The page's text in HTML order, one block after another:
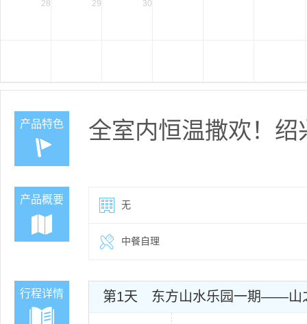
28 29 30
产品特色 全室内恒温撒欢！
产品概要 无
中餐自理
行程详情 第1天 东方山水乐园一期——山